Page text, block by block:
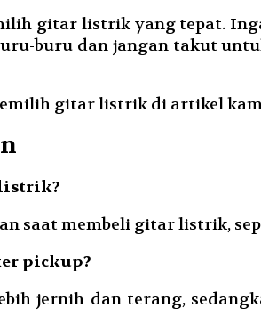
gitar listrik yang tepat.
buru dan jangan takut
gitar listrik di artikel
listrik?
saat membeli gitar listrik,
pickup?
jernih dan terang,